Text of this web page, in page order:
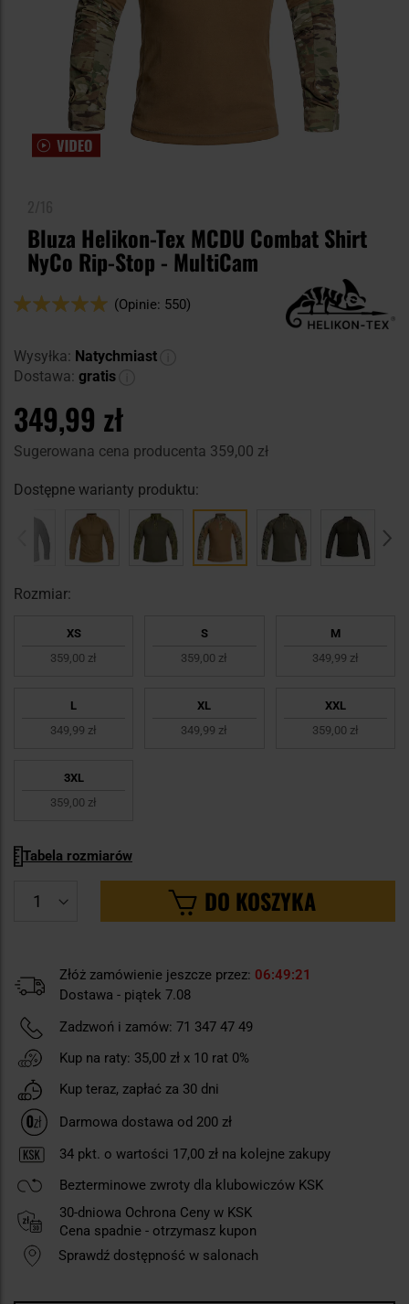
Bluza Helikon-Tex MCDU Combat Shirt
NyCo Rip-Stop - MultiCam
Ocena:
(Opinie: 550)
Wysyłka: Natychmiast
Dostawa: gratis
349,99 zł
Sugerowana cena producenta 359,00 zł
Dostępne warianty produktu:
Rozmiar:
XS
359,00 zł
S
359,00 zł
M
349,99 zł
L
349,99 zł
XL
349,99 zł
XXL
359,00 zł
3XL
359,00 zł
Tabela rozmiarów
DO KOSZYKA
Złóż zamówienie jeszcze przez: 06 49 20
Dostawa - piątek 7.08
Zadzwoń i zamów: 71 347 47 49
Kup na raty: 35,00 zł x 10 rat 0%
Kup teraz, zapłać za 30 dni
Darmowa dostawa od 200 zł
34 pkt. o wartości 17,00 zł na kolejne zakupy
Bezterminowe zwroty dla klubowiczów KSK
30-dniowa Ochrona Ceny w KSK
Cena spadnie - otrzymasz kupon
Sprawdź dostępność w salonach